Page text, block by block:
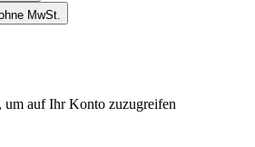
MwSt.
um auf Ihr Konto zuzugreifen